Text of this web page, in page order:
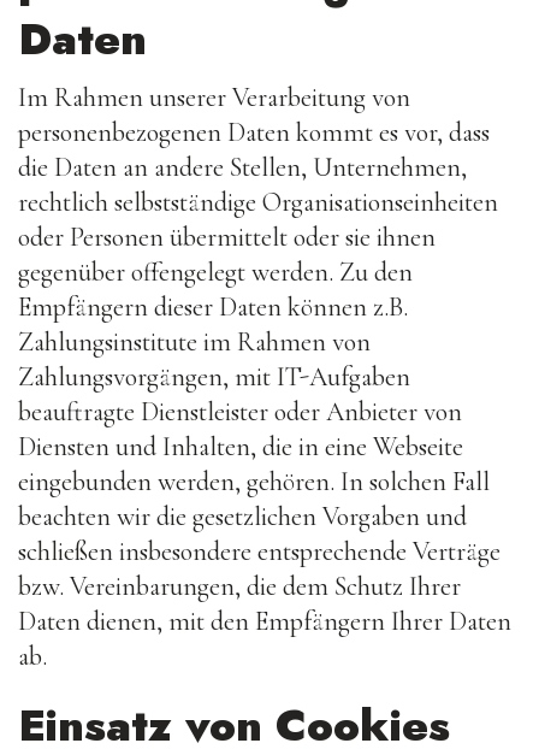
Daten
Im Rahmen unserer Verarbeitung von
personenbezogenen Daten kommt es vor, dass
die Daten an andere Stellen, Unternehmen,
rechtlich selbstständige Organisationseinheiten
oder Personen übermittelt oder sie ihnen
gegenüber offengelegt werden. Zu den
Empfängern dieser Daten können z.B.
Zahlungsinstitute im Rahmen von
Zahlungsvorgängen, mit IT-Aufgaben
beauftragte Dienstleister oder Anbieter von
Diensten und Inhalten, die in eine Webseite
eingebunden werden, gehören. In solchen Fall
beachten wir die gesetzlichen Vorgaben und
schließen insbesondere entsprechende Verträge
bzw. Vereinbarungen, die dem Schutz Ihrer
Daten dienen, mit den Empfängern Ihrer Daten
ab.
Einsatz von Cookies